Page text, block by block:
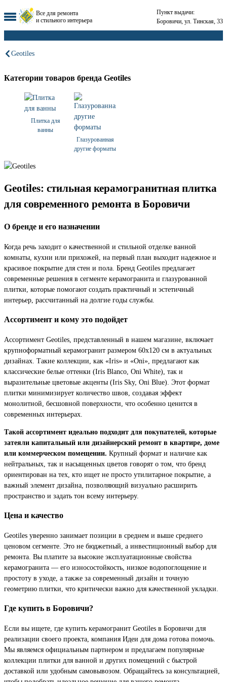
Все для ремонта
и стильного интерьера
Пункт выдачи:
Боровичи, ул. Тинская, 33
Geotiles
Категории товаров бренда Geotiles
Плитка для
ванны
Глазурованная
другие форматы
Geotiles: стильная керамогранитная плитка
для современного ремонта в Боровичи
О бренде и его назначении
Когда речь заходит о качественной и стильной отделке ванной
комнаты, кухни или прихожей, на первый план выходит надежное и
красивое покрытие для стен и пола. Бренд Geotiles предлагает
современные решения в сегменте керамогранита и глазурованной
плитки, которые помогают создать практичный и эстетичный
интерьер, рассчитанный на долгие годы службы.
Ассортимент и кому это подойдет
Ассортимент Geotiles, представленный в нашем магазине, включает
крупноформатный керамогранит размером 60x120 см в актуальных
дизайнах. Такие коллекции, как «Iris» и «Oni», предлагают как
классические белые оттенки (Iris Blanco, Oni White), так и
выразительные цветовые акценты (Iris Sky, Oni Blue). Этот формат
плитки минимизирует количество швов, создавая эффект
монолитной, бесшовной поверхности, что особенно ценится в
современных интерьерах.
Такой ассортимент идеально подходит для покупателей, которые
затеяли капитальный или дизайнерский ремонт в квартире, доме
или коммерческом помещении. Крупный формат и наличие как
нейтральных, так и насыщенных цветов говорят о том, что бренд
ориентирован на тех, кто ищет не просто утилитарное покрытие, а
важный элемент дизайна, позволяющий визуально расширить
пространство и задать тон всему интерьеру.
Цена и качество
Geotiles уверенно занимает позиции в среднем и выше среднего
ценовом сегменте. Это не бюджетный, а инвестиционный выбор для
ремонта. Вы платите за высокие эксплуатационные свойства
керамогранита — его износостойкость, низкое водопоглощение и
простоту в уходе, а также за современный дизайн и точную
геометрию плитки, что критически важно для качественной укладки.
Где купить в Боровичи?
Если вы ищете, где купить керамогранит Geotiles в Боровичи для
реализации своего проекта, компания Идеи для дома готова помочь.
Мы являемся официальным партнером и предлагаем популярные
коллекции плитки для ванной и других помещений с быстрой
доставкой или удобным самовывозом. Обращайтесь за консультацией,